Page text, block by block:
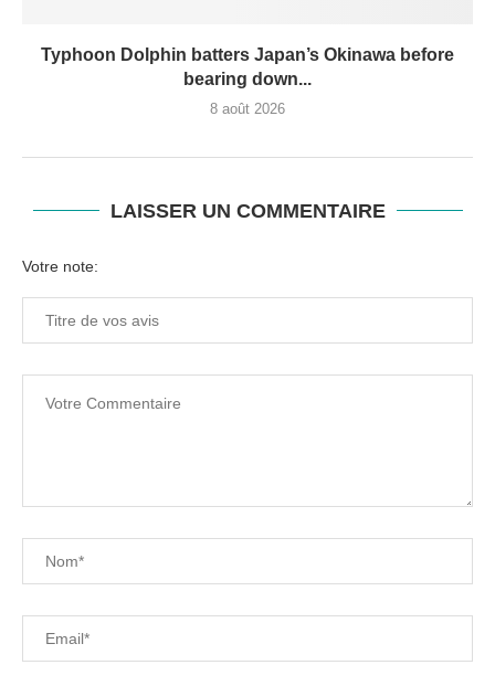
Typhoon Dolphin batters Japan’s Okinawa before
bearing down...
8 août 2026
LAISSER UN COMMENTAIRE
Votre note: